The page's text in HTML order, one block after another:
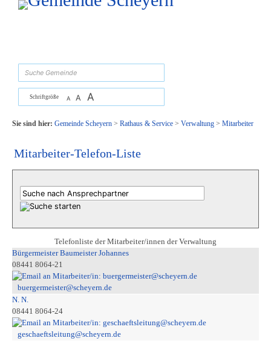
Zum Inhalt, zur Navigationoder zur Startseite springen.
Schriftgröße A A A
Sie sind hier: Gemeinde Scheyern> Rathaus & Service> Verwaltung> Mitarbeiter
Mitarbeiter-Telefon-Liste
Telefonliste der Mitarbeiter/innen der Verwaltung
Bürgermeister Baumeister Johannes
08441 8064-21
buergermeister@scheyern.de
N. N.
08441 8064-24
geschaeftsleitung@scheyern.de